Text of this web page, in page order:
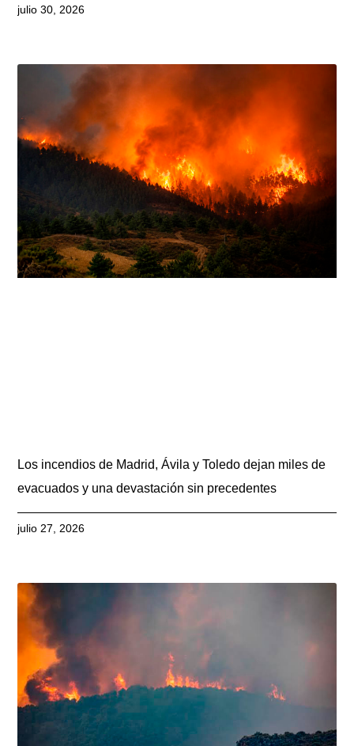
julio 30, 2026
Los incendios de Madrid, Ávila y Toledo dejan miles de
evacuados y una devastación sin precedentes
julio 27, 2026